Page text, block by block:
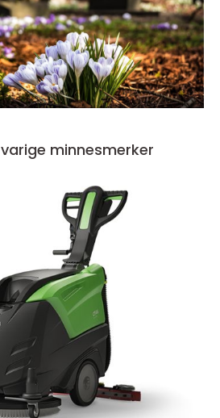
minnesmerker